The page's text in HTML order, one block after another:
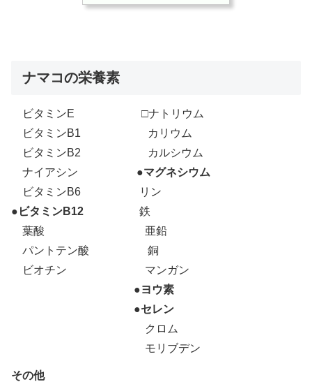
ナマコの栄養素
ビタミンE □ナトリウム
ビタミンB1 カリウム
ビタミンB2 カルシウム
ナイアシン ●マグネシウム
ビタミンB6 リン
●ビタミンB12 鉄
葉酸 亜鉛
パントテン酸 銅
ビオチン マンガン
●ヨウ素
●セレン
クロム
モリブデン
その他